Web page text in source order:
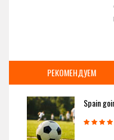
РЕКОМЕНДУЕМ
Spain